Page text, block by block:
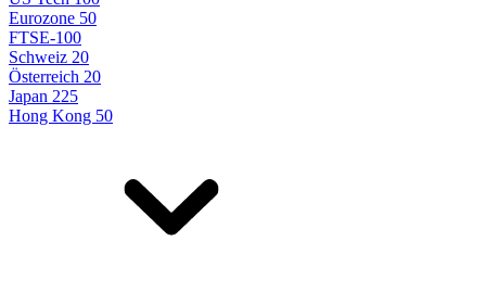
Eurozone 50
FTSE-100
Schweiz 20
Österreich 20
Japan 225
Hong Kong 50